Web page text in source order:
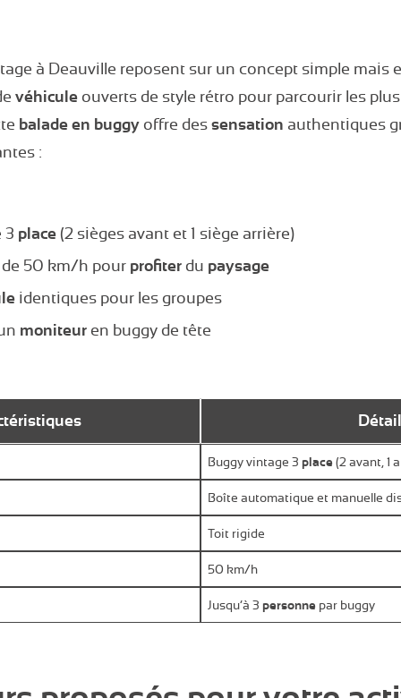
à Deauville reposent sur un concept simple mais
véhicule ouverts de style rétro pour parcourir les
balade en buggy offre des sensation authentiques
:
3 place (2 sièges avant et 1 siège arrière)
50 km/h pour profiter du paysage
identiques pour les groupes
moniteur en buggy de tête
Détail
Buggy vintage 3 place(2 avant, 1
Boîte automatique et manuelle
Toit rigide
50 km/h
Jusqu’à 3 personne par buggy